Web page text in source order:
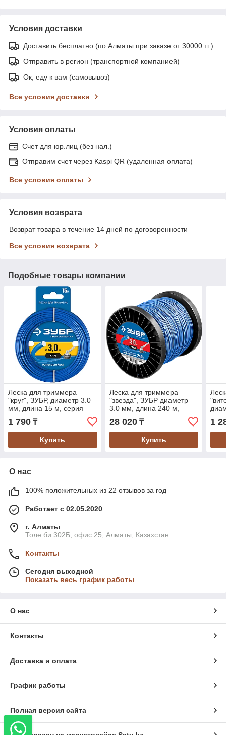
Условия доставки
Доставить бесплатно (по Алматы при заказе от 30000 тг.)
Отправить в регион (транспортной компанией)
Ок, еду к вам (самовывоз)
Все условия доставки
Условия оплаты
Счет для юр.лиц (без нал.)
Отправим счет через Kaspi QR (удаленная оплата)
Все условия оплаты
Условия возврата
Возврат товара в течение 14 дней по договоренности
Все условия возврата
Подобные товары компании
Леска для триммера
"круг", ЗУБР, диаметр 3.0
мм, длина 15 м, серия
"Профессионал" (71010-
3.0)
1 790 ₸
Купить
Леска для триммера
"звезда", ЗУБР диаметр
3.0 мм, длина 240 м,
серия "Профессионал"
(71025-3.0)
28 020₸
Купить
1
О нас
100% положительных из 22 отзывов за год
Работает с 02.05.2020
г. Алматы
Толе би 302Б, офис 25, Алматы, Казахстан
Контакты
Сегодня выходной
Показать весь график работы
О нас
Контакты
Доставка и оплата
График работы
Полная версия сайта